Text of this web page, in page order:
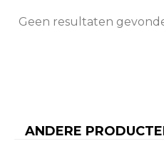
Geen resultaten
ANDERE